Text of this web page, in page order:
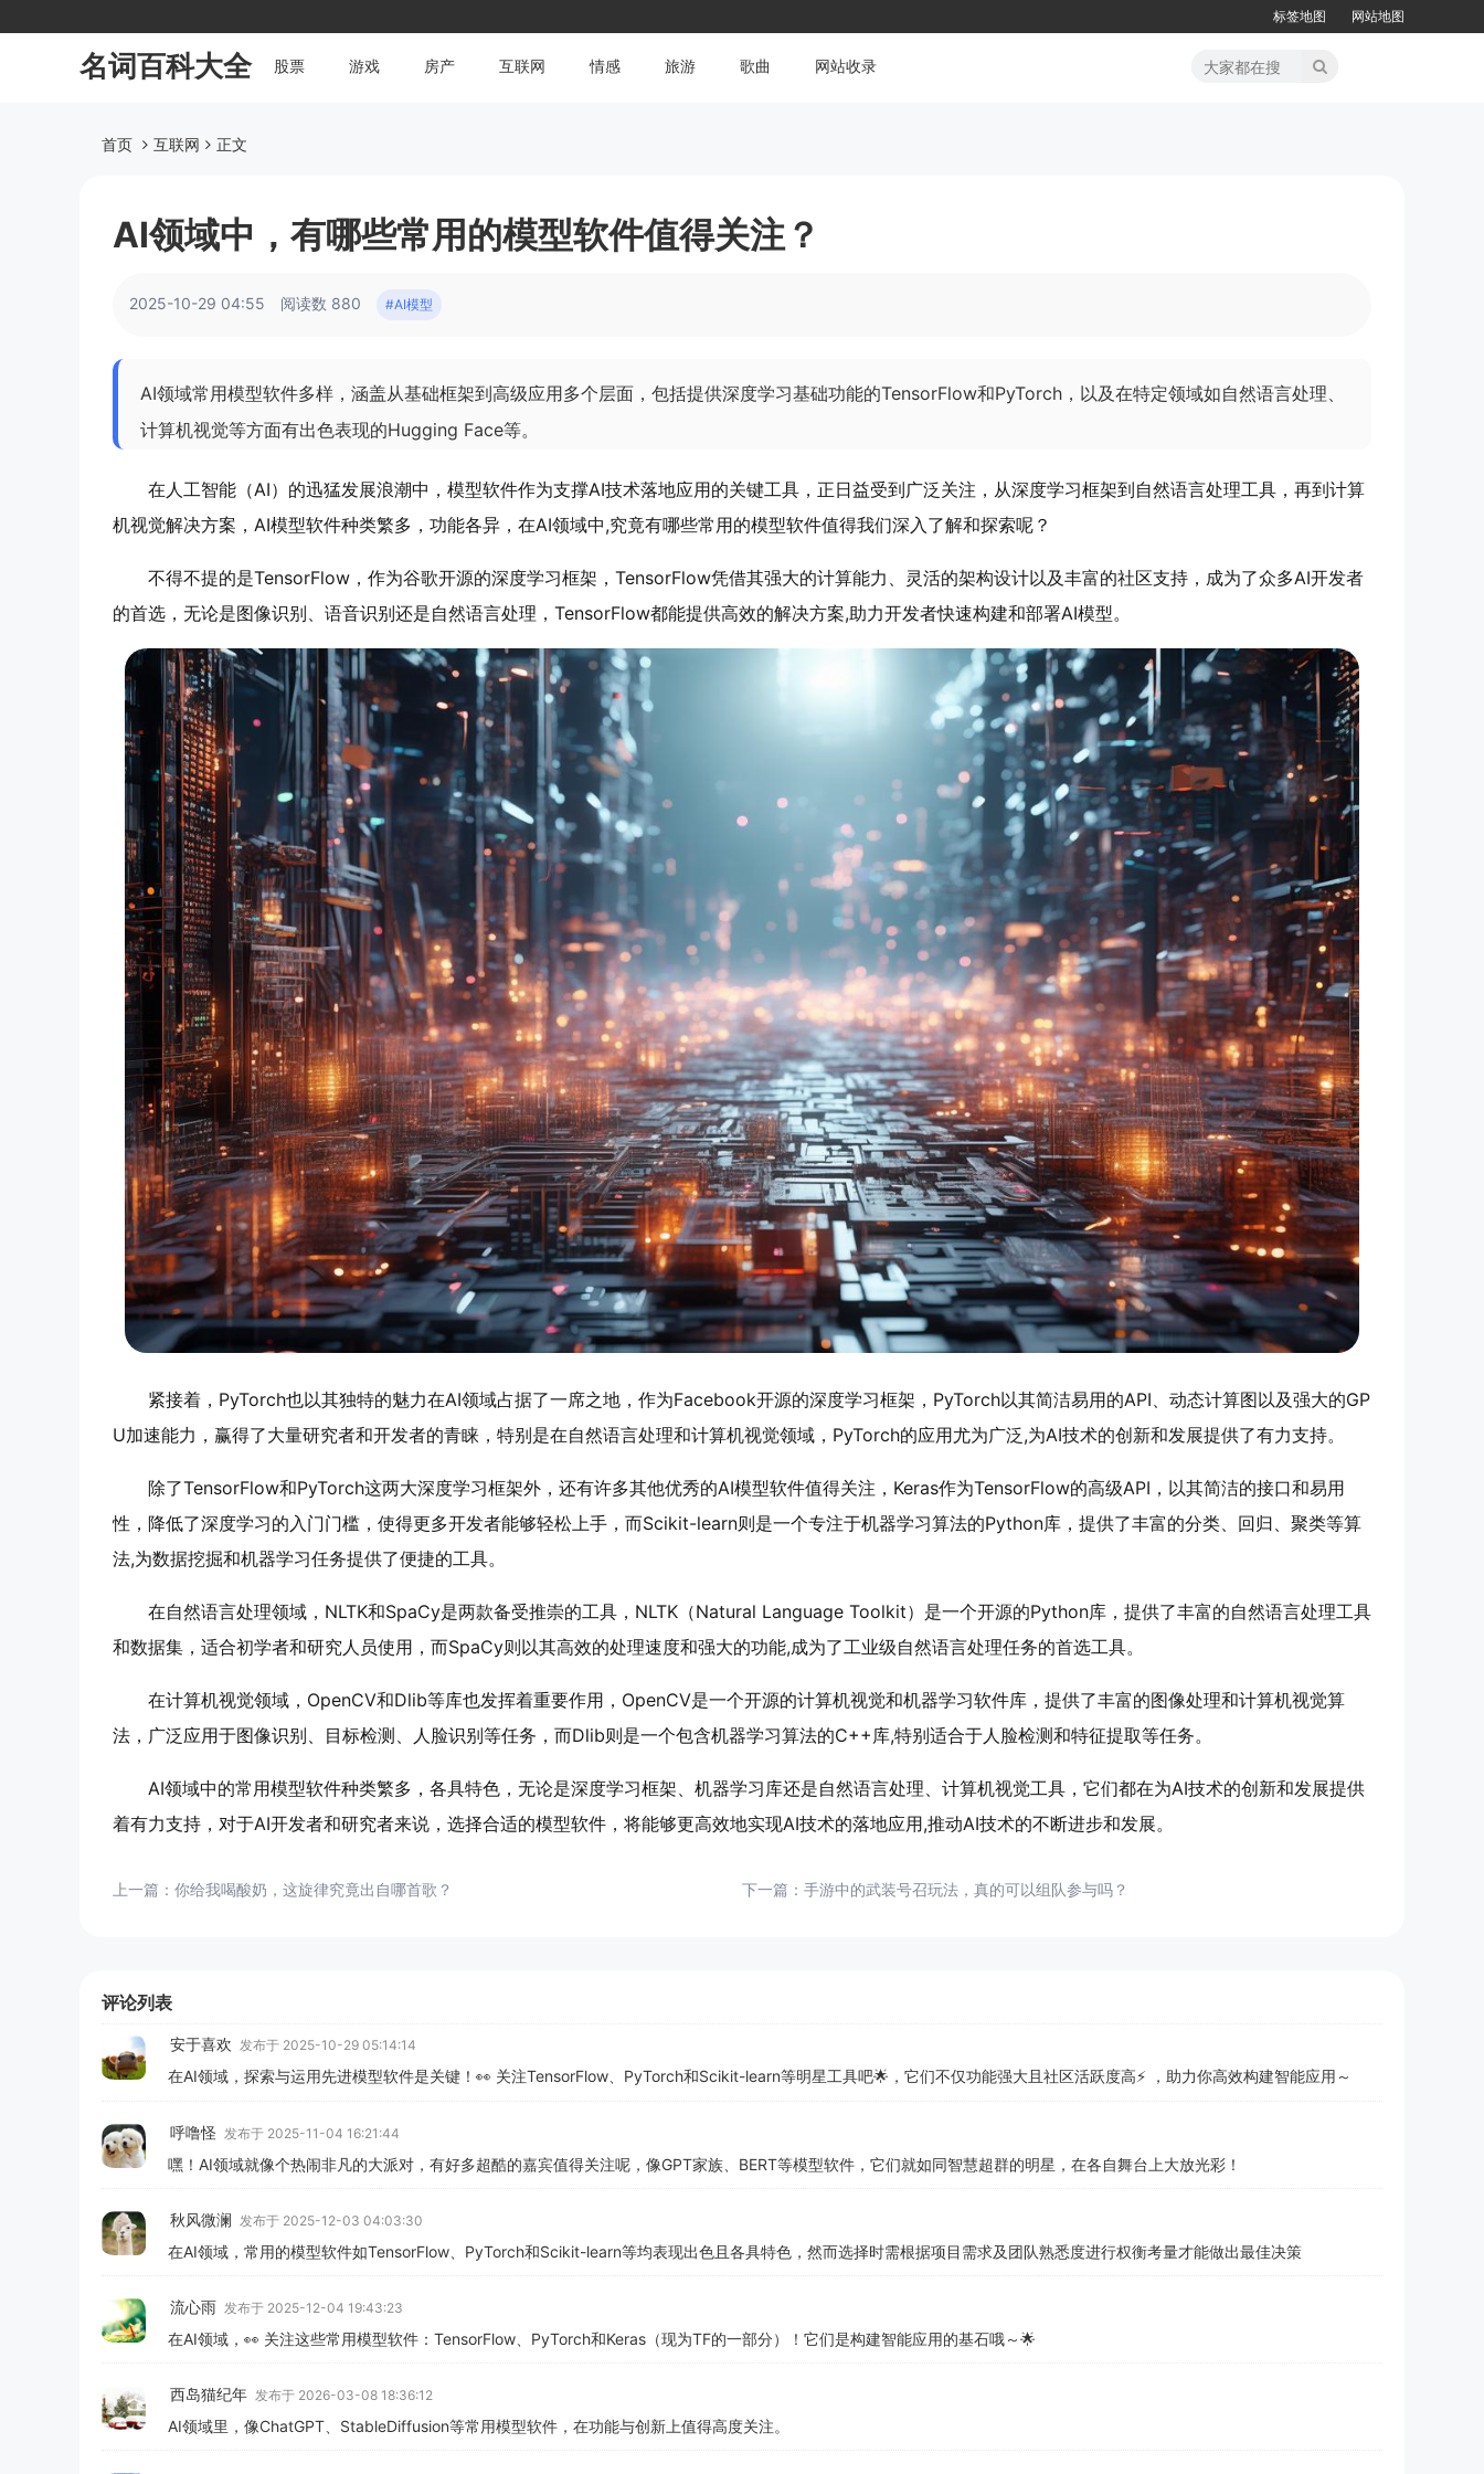
标签地图 网站地图
名词百科大全 股票 游戏 房产 互联网 情感 旅游 歌曲 网站收录
首页 互联网 正文
AI领域中，有哪些常用的模型软件值得关注？
2025-10-29 04:55 阅读数 880 #AI模型
AI领域常用模型软件多样，涵盖从基础框架到高级应用多个层面，包括提供深度学习基础功能的TensorFlow和PyTorch，以及在特定领域如自然语言处理、
计算机视觉等方面有出色表现的Hugging Face等。
在人工智能（AI）的迅猛发展浪潮中，模型软件作为支撑AI技术落地应用的关键工具，正日益受到广泛关注，从深度学习框架到自然语言处理工具，再到计算
机视觉解决方案，AI模型软件种类繁多，功能各异，在AI领域中,究竟有哪些常用的模型软件值得我们深入了解和探索呢？
不得不提的是TensorFlow，作为谷歌开源的深度学习框架，TensorFlow凭借其强大的计算能力、灵活的架构设计以及丰富的社区支持，成为了众多AI开发者
的首选，无论是图像识别、语音识别还是自然语言处理，TensorFlow都能提供高效的解决方案,助力开发者快速构建和部署AI模型。
紧接着，PyTorch也以其独特的魅力在AI领域占据了一席之地，作为Facebook开源的深度学习框架，PyTorch以其简洁易用的API、动态计算图以及强大的GP
U加速能力，赢得了大量研究者和开发者的青睐，特别是在自然语言处理和计算机视觉领域，PyTorch的应用尤为广泛,为AI技术的创新和发展提供了有力支持。
除了TensorFlow和PyTorch这两大深度学习框架外，还有许多其他优秀的AI模型软件值得关注，Keras作为TensorFlow的高级API，以其简洁的接口和易用
性，降低了深度学习的入门门槛，使得更多开发者能够轻松上手，而Scikit-learn则是一个专注于机器学习算法的Python库，提供了丰富的分类、回归、聚类等算
法,为数据挖掘和机器学习任务提供了便捷的工具。
在自然语言处理领域，NLTK和SpaCy是两款备受推崇的工具，NLTK（Natural Language Toolkit）是一个开源的Python库，提供了丰富的自然语言处理工具
和数据集，适合初学者和研究人员使用，而SpaCy则以其高效的处理速度和强大的功能,成为了工业级自然语言处理任务的首选工具。
在计算机视觉领域，OpenCV和Dlib等库也发挥着重要作用，OpenCV是一个开源的计算机视觉和机器学习软件库，提供了丰富的图像处理和计算机视觉算
法，广泛应用于图像识别、目标检测、人脸识别等任务，而Dlib则是一个包含机器学习算法的C++库,特别适合于人脸检测和特征提取等任务。
AI领域中的常用模型软件种类繁多，各具特色，无论是深度学习框架、机器学习库还是自然语言处理、计算机视觉工具，它们都在为AI技术的创新和发展提供
着有力支持，对于AI开发者和研究者来说，选择合适的模型软件，将能够更高效地实现AI技术的落地应用,推动AI技术的不断进步和发展。
上一篇： 你给我喝酸奶，这旋律究竟出自哪首歌？ 下一篇： 手游中的武装号召玩法，真的可以组队参与吗？
评论列表
安于喜欢 发布于 2025-10-29 05:14:14
在AI领域，探索与运用先进模型软件是关键！👀 关注TensorFlow、PyTorch和Scikit-learn等明星工具吧🌟，它们不仅功能强大且社区活跃度高⚡️ ，助力你高效构建智能应用～
呼噜怪 发布于 2025-11-04 16:21:44
嘿！AI领域就像个热闹非凡的大派对，有好多超酷的嘉宾值得关注呢，像GPT家族、BERT等模型软件，它们就如同智慧超群的明星，在各自舞台上大放光彩！
秋风微澜 发布于 2025-12-03 04:03:30
在AI领域，常用的模型软件如TensorFlow、PyTorch和Scikit-learn等均表现出色且各具特色，然而选择时需根据项目需求及团队熟悉度进行权衡考量才能做出最佳决策
流心雨 发布于 2025-12-04 19:43:23
在AI领域，👀 关注这些常用模型软件：TensorFlow、PyTorch和Keras（现为TF的一部分）！它们是构建智能应用的基石哦～🌟
西岛猫纪年 发布于 2026-03-08 18:36:12
AI领域里，像ChatGPT、StableDiffusion等常用模型软件，在功能与创新上值得高度关注。